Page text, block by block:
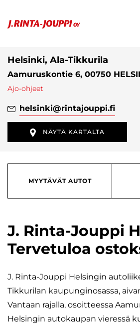
Helsinki, Ala-Tikkurila
Aamuruskontie 6, 00750
Ajo-ohjeet
helsinki@rintajouppi.fi
NÄYTÄ KARTALTA
MYYTÄVÄT AUTOT
J. Rinta-Jouppi
Tervetuloa
J. Rinta-Jouppi Helsingin
Tikkurilan kaupunginosassa,
Vantaan rajalla, osoitteessa
Helsingin autokaupan vieressä